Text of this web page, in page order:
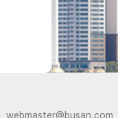
webmaster@busan.com